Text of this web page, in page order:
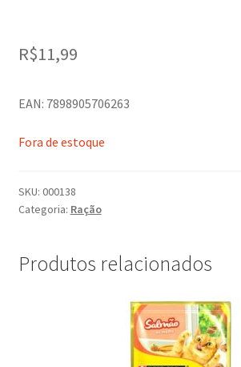
R$11,99
EAN: 7898905706263
Fora de estoque
SKU: 000138
Categoria: Ração
Produtos relacionados